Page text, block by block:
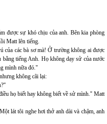
được sự khó chịu của anh. Bên kia phòng
Matt lên tiếng.
của các bà sơ mà! Ở trường không ai được
bằng tiếng Anh. Họ không dạy sử của nước
mình nữa đó."
không cãi lại:
họ biết hay không biết về sử mình." Matt
lát tôi nghe hơi thở anh dài và chậm, anh